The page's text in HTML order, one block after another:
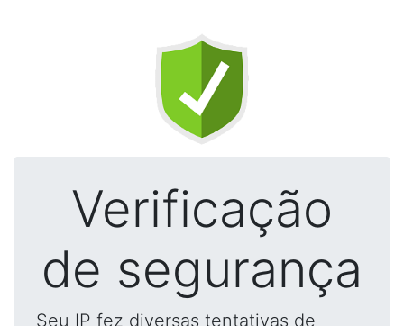
Verificação
de segurança
Seu IP fez diversas tentativas de